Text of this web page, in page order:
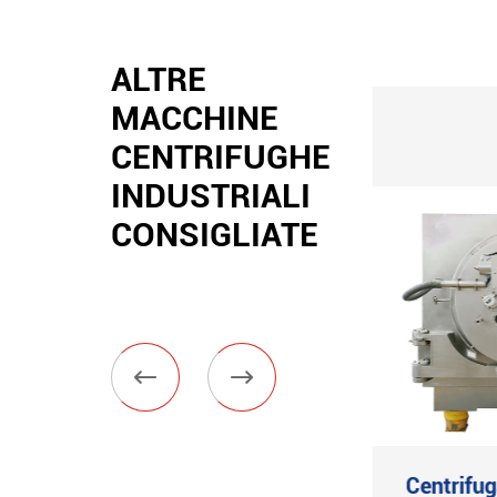
ALTRE
MACCHINE
CENTRIFUGHE
INDUSTRIALI
CONSIGLIATE
 